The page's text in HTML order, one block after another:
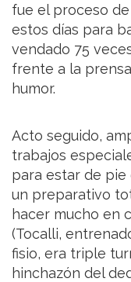
fue el proceso
estos días para
vendado 75
frente a la
humor.
Acto seguido,
trabajos
para estar de pie
un preparativo
hacer mucho en
(Tocalli,
fisio, era triple
hinchazón del